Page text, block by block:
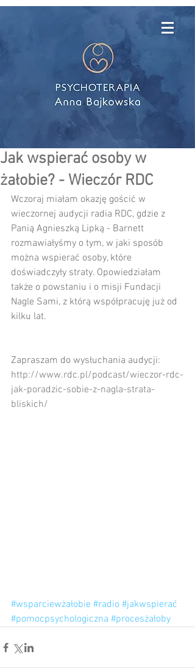
Jak wspierać osoby w
żałobie? - Wieczór RDC
Wczoraj miałam okazję gościć w
wieczornej audycji radia RDC, gdzie z
Panią Agnieszką Lipką - Barnett
rozmawiałyśmy o tym, w jaki sposób
można wspierać osoby, które
doświadczyły straty. Opowiedziałam
także o powstaniu i o misji Fundacji
Nagle Sami, z którą współpracuję już od
kilku lat.
Zapraszam do wysłuchania audycji:
http://www.rdc.pl/podcast/wieczor-rdc-
jak-poradzic-sobie-z-nagla-strata-
bliskich/
#wsparciewżałobie #radio #jakwspierać
#pomocpsychologiczna #procesżałoby